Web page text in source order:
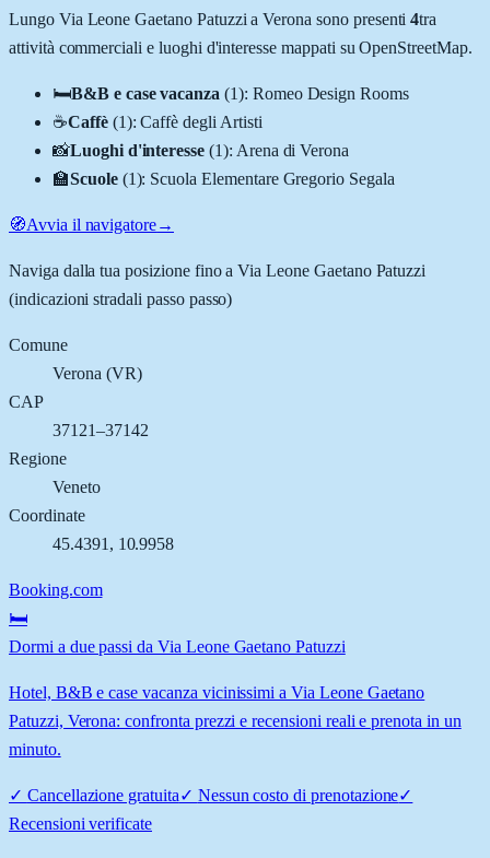
Lungo Via Leone Gaetano Patuzzi aVerona sono presenti 4tra
attività commerciali e luoghi d'interesse mappati su OpenStreetMap.
🛏️B&B e case vacanza (1): Romeo Design Rooms
☕Caffè (1):Caffè degli Artisti
📸Luoghi d'interesse (1): Arena di Verona
🏫Scuole (1): Scuola Elementare Gregorio Segala
🧭Avvia il navigatore→
Naviga dalla tua posizione fino aVia Leone Gaetano Patuzzi
(indicazioni stradali passo passo)
Comune
Verona (VR)
CAP
37121–37142
Regione
Veneto
Coordinate
45.4391 , 10.9958
Booking.com
🛏️
Dormi a due passi da Via Leone Gaetano Patuzzi
Hotel, B&B e case vacanza vicinissimi a Via Leone Gaetano
Patuzzi, Verona: confronta prezzi e recensioni reali e prenota in un
minuto.
✓ Cancellazione gratuita✓ Nessun costo di prenotazione✓
Recensioni verificate